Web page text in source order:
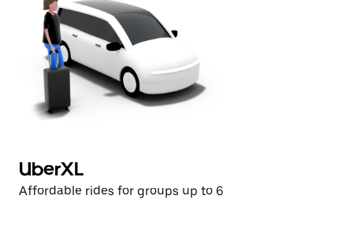
UberXL
Affordable rides for groups up to 6